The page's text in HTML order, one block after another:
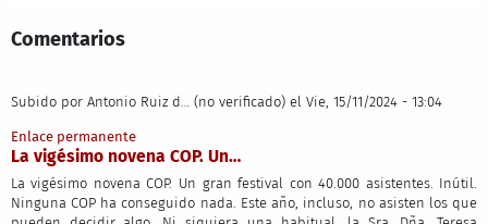
Comentarios
Subido por Antonio Ruiz d… (no verificado) el Vie, 15/11/2024 - 13:04
Enlace permanente
La vigésimo novena COP. Un…
La vigésimo novena COP. Un gran festival con 40.000 asistentes. Inútil.
Ninguna COP ha conseguido nada. Este año, incluso, no asisten los que